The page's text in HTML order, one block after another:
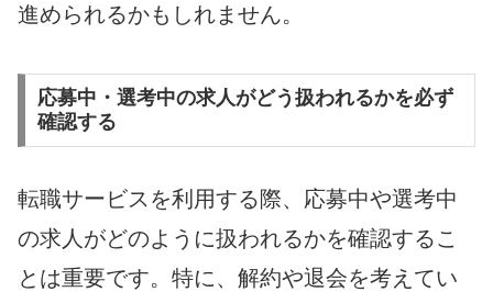
進められるかもしれません。
応募中・選考中の求人がどう扱われるかを必ず
確認する
転職サービスを利用する際、応募中や選考中
の求人がどのように扱われるかを確認するこ
とは重要です。特に、解約や退会を考えてい